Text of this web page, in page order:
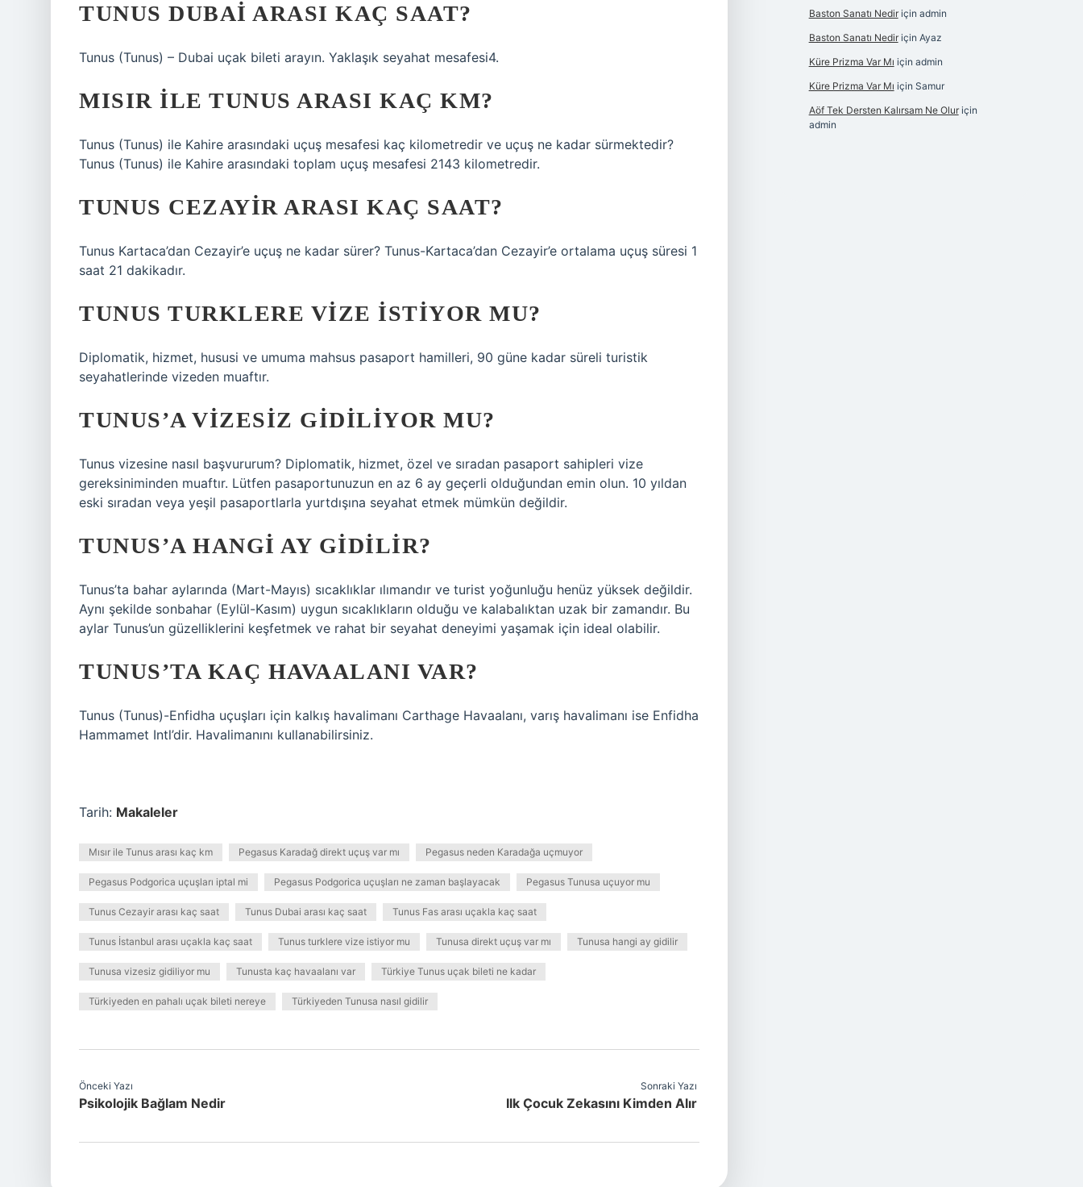
TUNUS DUBAI ARASI KAÇ SAAT?
Tunus (Tunus) – Dubai uçak bileti arayın. Yaklaşık seyahat mesafesi4.
MISIR ILE TUNUS ARASI KAÇ KM?
Tunus (Tunus) ile Kahire arasındaki uçuş mesafesi kaç kilometredir ve uçuş ne kadar sürmektedir?
Tunus (Tunus) ile Kahire arasındaki toplam uçuş mesafesi 2143 kilometredir.
TUNUS CEZAYIR ARASI KAÇ SAAT?
Tunus Kartaca’dan Cezayir’e uçuş ne kadar sürer? Tunus-Kartaca’dan Cezayir’e ortalama uçuş süresi 1
saat 21 dakikadır.
TUNUS TURKLERE VIZE ISTIYOR MU?
Diplomatik, hizmet, hususi ve umuma mahsus pasaport hamilleri, 90 güne kadar süreli turistik
seyahatlerinde vizeden muaftır.
TUNUS’A VIZESIZ GIDILIYOR MU?
Tunus vizesine nasıl başvururum? Diplomatik, hizmet, özel ve sıradan pasaport sahipleri vize
gereksiniminden muaftır. Lütfen pasaportunuzun en az 6 ay geçerli olduğundan emin olun. 10 yıldan
eski sıradan veya yeşil pasaportlarla yurtdışına seyahat etmek mümkün değildir.
TUNUS’A HANGI AY GIDILIR?
Tunus’ta bahar aylarında (Mart-Mayıs) sıcaklıklar ılımandır ve turist yoğunluğu henüz yüksek değildir.
Aynı şekilde sonbahar (Eylül-Kasım) uygun sıcaklıkların olduğu ve kalabalıktan uzak bir zamandır. Bu
aylar Tunus’un güzelliklerini keşfetmek ve rahat bir seyahat deneyimi yaşamak için ideal olabilir.
TUNUS’TA KAÇ HAVAALANI VAR?
Tunus (Tunus)-Enfidha uçuşları için kalkış havalimanı Carthage Havaalanı, varış havalimanı ise Enfidha
Hammamet Intl’dir. Havalimanını kullanabilirsiniz.
Tarih: Makaleler
Mısır ile Tunus arası kaç km Pegasus Karadağ direkt uçuş var mı Pegasus neden Karadağa uçmuyor
Pegasus Podgorica uçuşları iptal mi Pegasus Podgorica uçuşları ne zaman başlayacak Pegasus Tunusa uçuyor mu
Tunus Cezayir arası kaç saat Tunus Dubai arası kaç saat Tunus Fas arası uçakla kaç saat
Tunus İstanbul arası uçakla kaç saat Tunus turklere vize istiyor mu Tunusa direkt uçuş var mı Tunusa hangi ay gidilir
Tunusa vizesiz gidiliyor mu Tunusta kaç havaalanı var Türkiye Tunus uçak bileti ne kadar
Türkiyeden en pahalı uçak bileti nereye Türkiyeden Tunusa nasıl gidilir
Önceki Yazı
Psikolojik Bağlam Nedir
Sonraki Yazı
Ilk Çocuk Zekasını Kimden Alır
Baston Sanatı Nediriçin admin
Baston Sanatı Nediriçin Ayaz
Küre Prizma Var Mı için admin
Küre Prizma Var Mı için Samur
Aöf Tek Dersten Kalırsam Ne Oluriçin
admin